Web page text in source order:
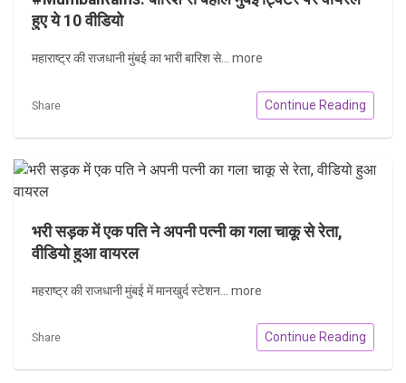
हुए ये 10 वीडियो
महाराष्ट्र की राजधानी मुंबई का भारी बारिश से... more
Share Continue Reading
भरी सड़क में एक पति ने अपनी पत्नी का गला चाकू से रेता,
वीडियो हुआ वायरल
महराष्ट्र की राजधानी मुंबई में मानखुर्द स्टेशन... more
Share Continue Reading